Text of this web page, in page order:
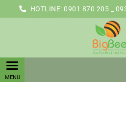
HOTLINE: 0901 870 205 _